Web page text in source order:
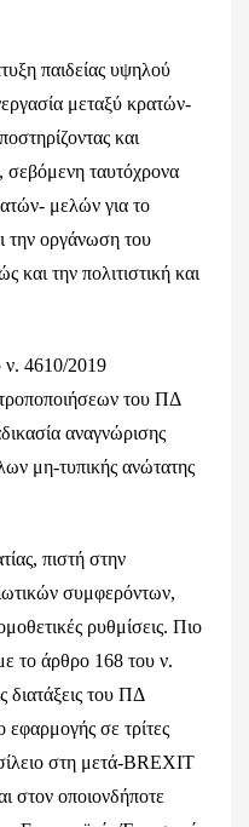
παιδείας υψηλού
μεταξύ κρατών-
και
ταυτόχρονα
μελών για το
την οργάνωση του
και την πολιτιστική και
4610/2019
του ΠΔ
αναγνώρισης
μη-τυπικής ανώτατης
πιστή στην
συμφερόντων,
ρυθμίσεις. Πιο
το άρθρο 168 του ν.
διατάξεις του ΠΔ
εφαρμογής σε τρίτες
στη μετά-BREXIT
στον οποιονδήποτε